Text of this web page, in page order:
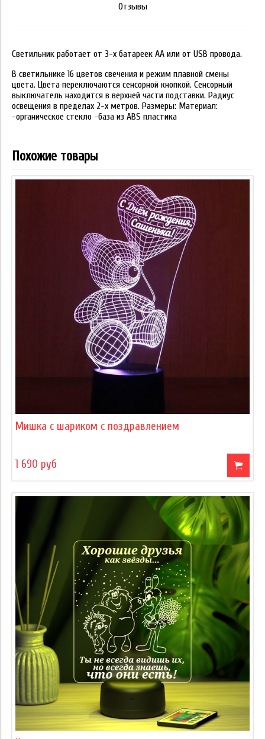
Отзывы
Светильник работает от 3-х батареек АА или от USB провода.
В светильнике 16 цветов свечения и режим плавной смены
цвета. Цвета переключаются сенсорной кнопкой. Сенсорный
выключатель находится в верхней части подставки. Радиус
освещения в пределах 2-х метров. Размеры: Материал:
-органическое стекло -база из ABS пластика
Похожие товары
Мишка с шариком с поздравлением
1 690 руб